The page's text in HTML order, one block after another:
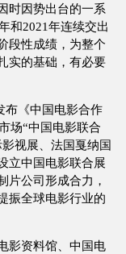
时因势出台的一系
和2021年连续交出
段性成绩，为整个
实的基础，有必要
布《中国电影合作
场“中国电影联合
视展、法国戛纳国
立中国电影联合展
片公司形成合力，
振全球电影行业的
影资料馆、中国电